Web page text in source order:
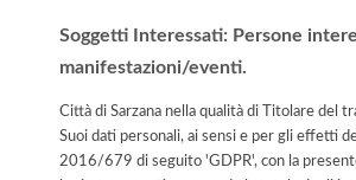
Soggetti Interessati: Persone
manifestazioni/eventi.
Città di Sarzana nella qualità di Titolare del
Suoi dati personali, ai sensi e per gli effetti
2016/679 di seguito 'GDPR', con la